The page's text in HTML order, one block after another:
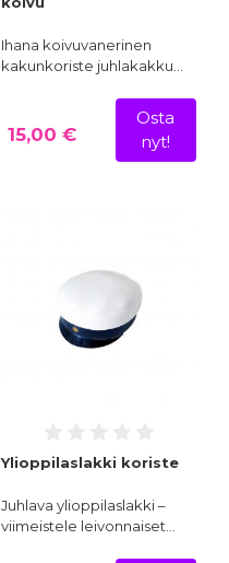
Ihana koivuvanerinen
kakunkoriste juhlakakku…
15,00 €
Osta
nyt!
Ylioppilaslakki koriste
Juhlava ylioppilaslakki –
viimeistele leivonnaiset…